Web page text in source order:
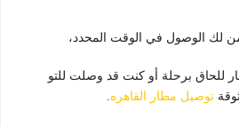
لك الوصول في الوقت المحدد،
للحاق برحلة أو كنت قد وصلت للتو
توصيل مطار القاهره.